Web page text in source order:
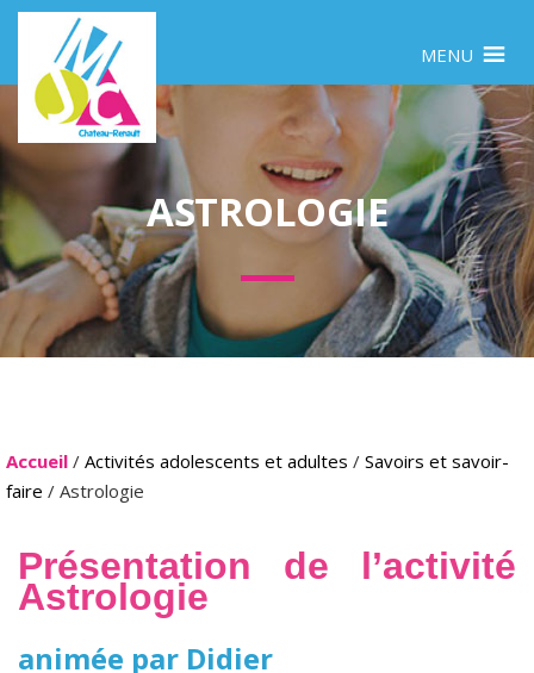
MENU
ASTROLOGIE
Accueil / Activités adolescents et adultes / Savoirs et savoir-
faire / Astrologie
Présentation de l’activité
Astrologie
animée par Didier